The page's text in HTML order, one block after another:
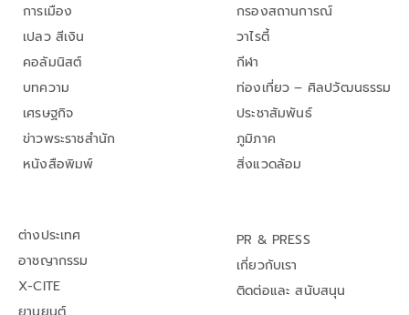
การเมือง
เปลว สีเงิน
คอลัมนิสต์
บทความ
เศรษฐกิจ
ข่าวพระราชสำนัก
หนังสือพิมพ์
กรองสถานการณ์
วาไรตี้
กีฬา
ท่องเที่ยว – ศิลปวัฒนธรรม
ประชาสัมพันธ์
ภูมิภาค
สิ่งแวดล้อม
ต่างประเทศ
อาชญากรรม
X-CITE
PR & PRESS
เกี่ยวกับเรา
ติดต่อและ สนับสนุน